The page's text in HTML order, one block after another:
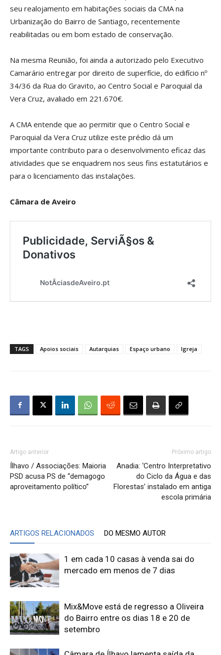
seu realojamento em habitações sociais da CMA na
Urbanização do Bairro de Santiago, recentemente
reabilitadas ou em bom estado de conservação.
Na mesma Reunião, foi ainda a autorizado pelo Executivo
Camarário entregar por direito de superfície, do edifício nº
34/36 da Rua do Gravito, ao Centro Social e Paroquial da
Vera Cruz, avaliado em 221.670€.
A CMA entende que ao permitir que o Centro Social e
Paroquial da Vera Cruz utilize este prédio dá um
importante contributo para o desenvolvimento eficaz das
atividades que se enquadrem nos seus fins estatutários e
para o licenciamento das instalações.
Câmara de Aveiro
TAGS Apoios sociais Autarquias Espaço urbano Igreja
Artigo anterior
Ílhavo / Associações: Maioria
PSD acusa PS de “demagogo
aproveitamento político”
Próximo artigo
Anadia: ‘Centro Interpretativo
do Ciclo da Água e das
Florestas’ instalado em antiga
escola primária
ARTIGOS RELACIONADOS DO MESMO AUTOR
1 em cada 10 casas à venda sai do
mercado em menos de 7 dias
Mix&Move está de regresso a Oliveira
do Bairro entre os dias 18 e 20 de
setembro